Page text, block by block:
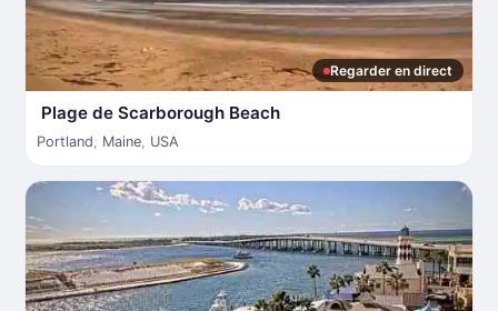
Regarder en direct
Plage de Scarborough Beach
Portland, Maine, USA